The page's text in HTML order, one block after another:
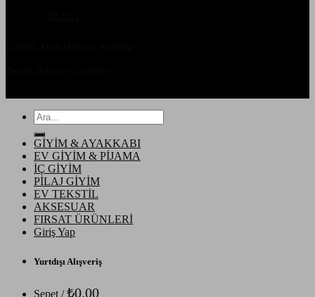
Ara:
GİYİM & AYAKKABI
EV GİYİM & PİJAMA
İÇ GİYİM
PİLAJ GİYİM
EV TEKSTİL
AKSESUAR
FIRSAT ÜRÜNLERİ
Giriş Yap
Yurtdışı Alışveriş
Sepet /₺0.00